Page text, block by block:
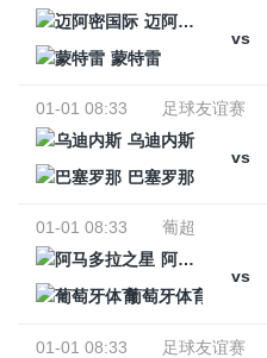
迈阿密国际
vs
蒙特雷
01-01 08:33
足球友谊赛
乌迪内斯
vs
巴塞罗那
01-01 08:33
葡超
阿马多拉之星
vs
葡萄牙体育
01-01 08:33
足球友谊赛